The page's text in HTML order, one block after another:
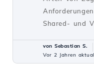
Shared- und
von Sebastian S.
Vor 2 Jahren